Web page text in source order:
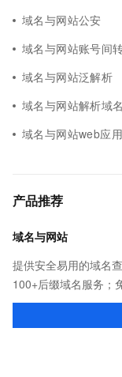
域名与网站公安
域名与网站账号间
域名与网站泛解析
域名与网站解析域名
域名与网站web应
产品推荐
域名与网站
提供安全易用的域名
100+后缀域名服务；
务经验，累计超过